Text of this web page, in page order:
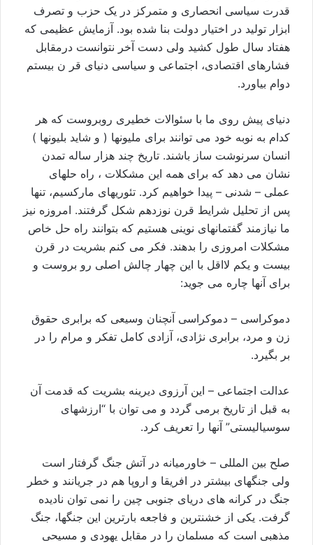
قدرت سياسی انحصاری و متمرکز در يک حزب و تصرف
ابزار توليد در اختيار دولت بنا شده بود. آزمايش عظيمی که
هفتاد سال طول کشيد ولی دست آخر نتوانست درمقابل
فشارهای اقتصادی، اجتماعی و سياسی دنيای قر ن بيستم
دوام بياورد.
دنيای پيش روی ما با سئوالات خطيری روبروست که هر
کدام به نوبه خود می توانند برای مليونها ( و شايد بليونها )
انسان سرنوشت ساز باشند. تاريخ چند هزار ساله تمدن
نشان می دهد که برای همه اين مشکلات ، راه حلهای
عملی – شدنی – پيدا خواهيم کرد. تئوريهای مارکسيم، تنها
پس از تحليل شرايط قرن نوزدهم شکل گرفتند. امروزه نيز
ما نيازمند گفتمانهای نوينی هستيم که بتوانند راه حل خاص
مشکلات امروزی را بدهند. فکر می کنم بشريت در قرن
بيست و يکم لااقل با اين چهار چالش اصلی رو بروست و
برای آنها چاره می جويد:
دموکراسی – دموکراسی آنچنان وسيعی که برابری حقوق
زن و مرد، برابری نژادی، آزادی کامل تفکر و مرام را در
بر بگيرد.
عدالت اجتماعی – اين آرزوی ديرينه بشريت که قدمت آن
به قبل از تاريخ برمی گردد و می توان با “ارزشهای
سوسياليستی” آنها را تعريف کرد.
صلح بين المللی – خاورميانه در آتش جنگ گرفتار است
ولی جنگهای بيشتر در افريقا و اروپا هم در جريانند و خطر
جنگ در کرانه های دريای جنوبی چين را نمی توان ناديده
گرفت. يکی از خشنترين و فاجعه بارترين اين جنگها، جنگ
مذهبی است که مسلمان را در مقابل يهودی و مسيحی